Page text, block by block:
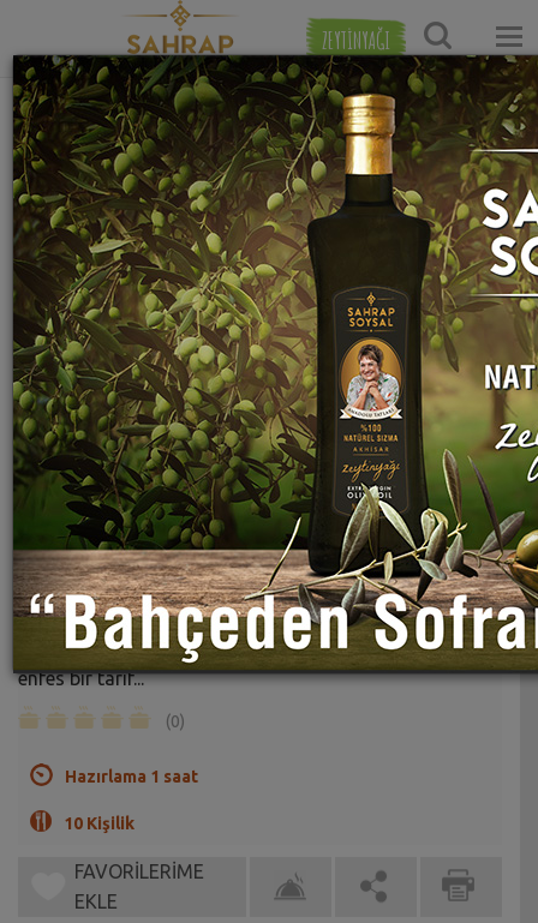
ZEYTİNYAĞI
Ana Sayfa Hamur İşi Tarifleri
Tavuklu Mantarlı Kiş Tarifi
Sahrap Soysal
En güzel çay saatinden en şık davet sofralarına yakışan
enfes bir tarif...
(0)
Hazırlama 1 saat
10 Kişilik
FAVORİLERİME
EKLE